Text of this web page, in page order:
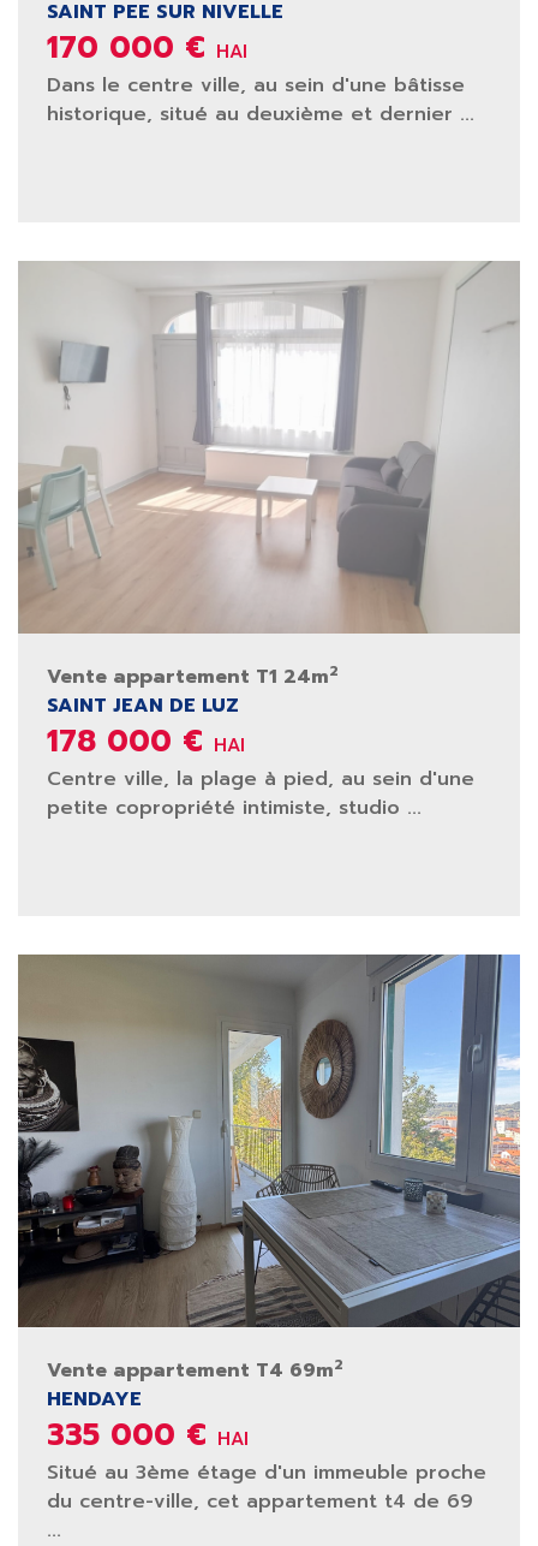
SAINT PEE SUR NIVELLE
170 000 € HAI
Dans le centre ville, au sein d'une bâtisse
historique, situé au deuxième et dernier ...
Vente appartement T1 24m2
SAINT JEAN DE LUZ
178 000 € HAI
Centre ville, la plage à pied, au sein d'une
petite copropriété intimiste, studio ...
Vente appartement T4 69m2
HENDAYE
335 000 € HAI
Situé au 3ème étage d'un immeuble proche
du centre-ville, cet appartement t4 de 69
...